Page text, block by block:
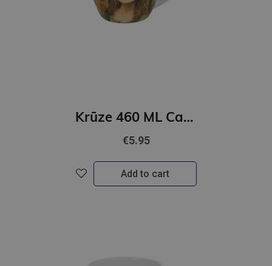
Krūze 460 ML Cats World - Mona Lisa with a cat
€5.95
Add to cart